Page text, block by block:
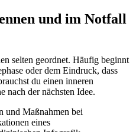
und im Notfall
selten geordnet. Häufig beginnt
oder dem Eindruck, dass
du einen inneren
nach der nächsten Idee.